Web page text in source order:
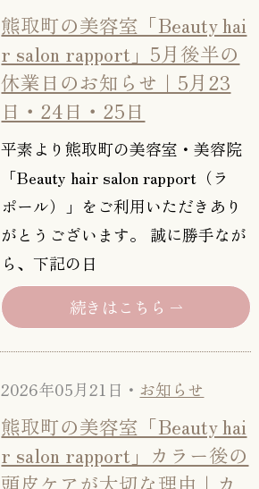
熊取町の美容室「Beauty hai
r salon rapport」5月後半の
休業日のお知らせ｜5月23
日・24日・25日
平素より熊取町の美容室・美容院
「Beauty hair salon rapport（ラ
ポール）」をご利用いただきあり
がとうございます。 誠に勝手なが
ら、下記の日
続きはこちら
2026年05月21日・ お知らせ
熊取町の美容室「Beauty hai
r salon rapport」カラー後の
頭皮ケアが大切な理由｜カ